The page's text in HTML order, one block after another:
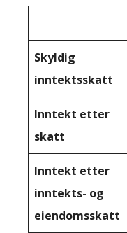
Skyldig
inntektsskatt
Inntekt etter
skatt
Inntekt etter
inntekts- og
eiendomsskatt